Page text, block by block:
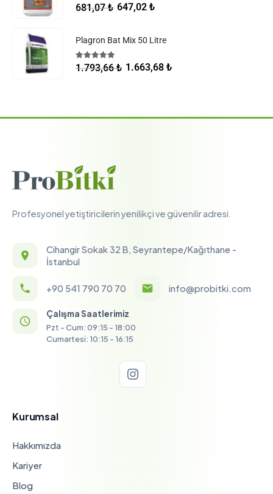
5.005 üzerinden
681,07₺ 647,02 ₺
Plagron Bat Mix 50 Litre
5.005 üzerinden
1.793,66₺ 1.663,68 ₺
Profesyonel yetiştiricilerin yenilikçi ve güvenilir adresi.
Cihangir Sokak 32 B, Seyrantepe/Kağıthane -
İstanbul
+90 541 790 70 70 info@probitki.com
Çalışma Saatlerimiz
Pzt - Cum: 09:15 - 18:00
Cumartesi: 10:15 - 16:15
Kurumsal
Hakkımızda
Kariyer
Blog